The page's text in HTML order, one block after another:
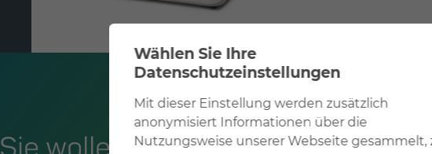
Wählen Sie Ihre
Datenschutzeinstellungen
Erforderlich Diese Einstellung wird benötigt, um Ihnen
grundlegende Funktionen während der Nutzung der
zur Verfügung zu stellen.
Mit dieser Einstellung werden zusätzlich
anonymisiert Informationen über die
Nutzungsweise unserer Webseite gesammelt,